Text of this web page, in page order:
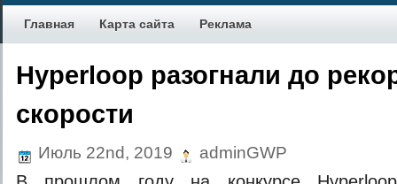
Главная Карта сайта Реклама
Hyperloop разогнали до
скорости
Июль 22nd, 2019 adminGWP